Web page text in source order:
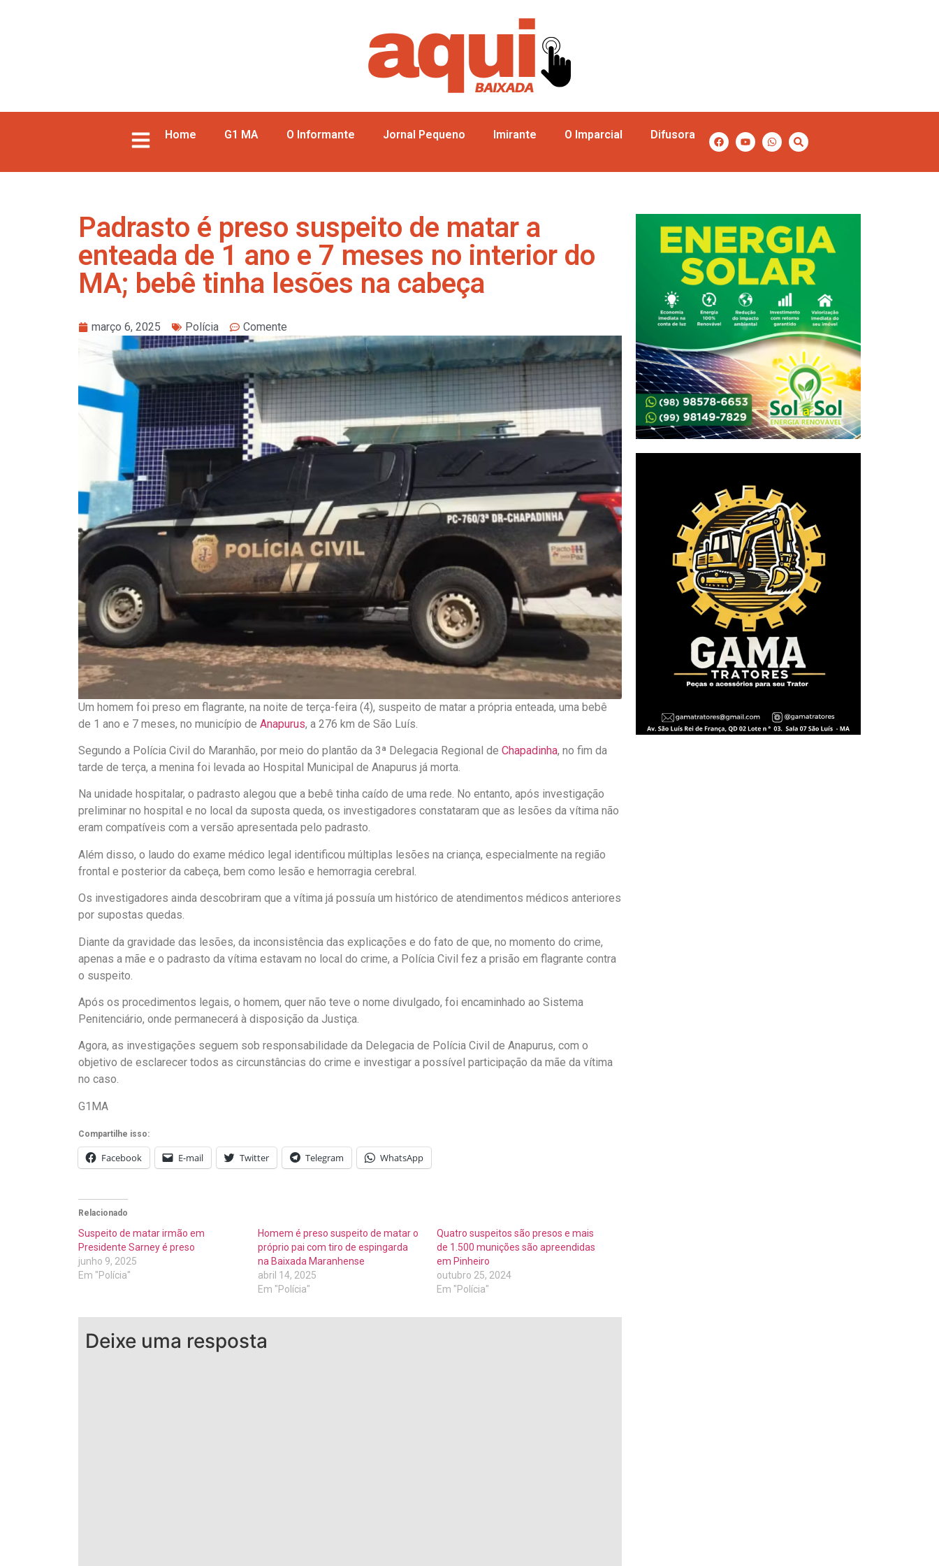
Home G1 MA O Informante Jornal Pequeno Imirante O Imparcial Difusora
Padrasto é preso suspeito de matar a
enteada de 1 ano e 7 meses no interior do
MA; bebê tinha lesões na cabeça
março 6, 2025 Polícia Comente
Um homem foi preso em flagrante, na noite de terça-feira (4), suspeito de matar a própria enteada, uma bebê
de 1 ano e 7 meses, no município de Anapurus, a 276 km de São Luís.
Segundo a Polícia Civil do Maranhão, por meio do plantão da 3ª Delegacia Regional de Chapadinha, no fim da
tarde de terça, a menina foi levada ao Hospital Municipal de Anapurus já morta.
Na unidade hospitalar, o padrasto alegou que a bebê tinha caído de uma rede. No entanto, após investigação
preliminar no hospital e no local da suposta queda, os investigadores constataram que as lesões da vítima não
eram compatíveis com a versão apresentada pelo padrasto.
Além disso, o laudo do exame médico legal identificou múltiplas lesões na criança, especialmente na região
frontal e posterior da cabeça, bem como lesão e hemorragia cerebral.
Os investigadores ainda descobriram que a vítima já possuía um histórico de atendimentos médicos anteriores
por supostas quedas.
Diante da gravidade das lesões, da inconsistência das explicações e do fato de que, no momento do crime,
apenas a mãe e o padrasto da vítima estavam no local do crime, a Polícia Civil fez a prisão em flagrante contra
o suspeito.
Após os procedimentos legais, o homem, quer não teve o nome divulgado, foi encaminhado ao Sistema
Penitenciário, onde permanecerá à disposição da Justiça.
Agora, as investigações seguem sob responsabilidade da Delegacia de Polícia Civil de Anapurus, com o
objetivo de esclarecer todos as circunstâncias do crime e investigar a possível participação da mãe da vítima
no caso.
G1MA
Compartilhe isso:
Facebook E-mail Twitter Telegram WhatsApp
Relacionado
Suspeito de matar irmão em
Presidente Sarney é preso
junho 9, 2025
Em "Polícia"
Homem é preso suspeito de matar o
próprio pai com tiro de espingarda
na Baixada Maranhense
abril 14, 2025
Em "Polícia"
Quatro suspeitos são presos e mais
de 1.500 munições são apreendidas
em Pinheiro
outubro 25, 2024
Em "Polícia"
Deixe uma resposta